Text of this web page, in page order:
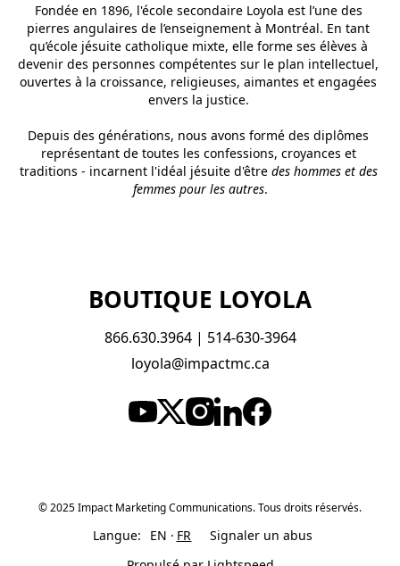
Fondée en 1896, l'école secondaire Loyola est l’une des
pierres angulaires de l’enseignement à Montréal. En tant
qu’école jésuite catholique mixte, elle forme ses élèves à
devenir des personnes compétentes sur le plan intellectuel,
ouvertes à la croissance, religieuses, aimantes et engagées
envers la justice.
Depuis des générations, nous avons formé des diplômes
représentant de toutes les confessions, croyances et
traditions - incarnent l'idéal jésuite d'être des hommes et des
femmes pour les autres.
BOUTIQUE LOYOLA
866.630.3964 | 514-630-3964
loyola@impactmc.ca
© 2025 Impact Marketing Communications. Tous droits réservés.
Langue: EN FR
Signaler un abus